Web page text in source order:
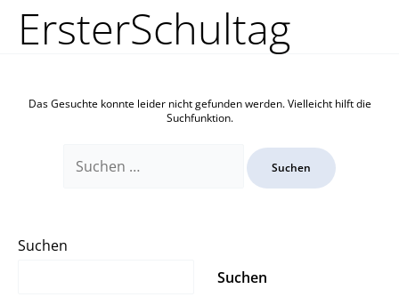
Inhalt
springenErsterSchultag
Das Gesuchte konnte leider nicht gefunden werden. Vielleicht hilft die
Suchfunktion.
nach:
Suchen
Suchen